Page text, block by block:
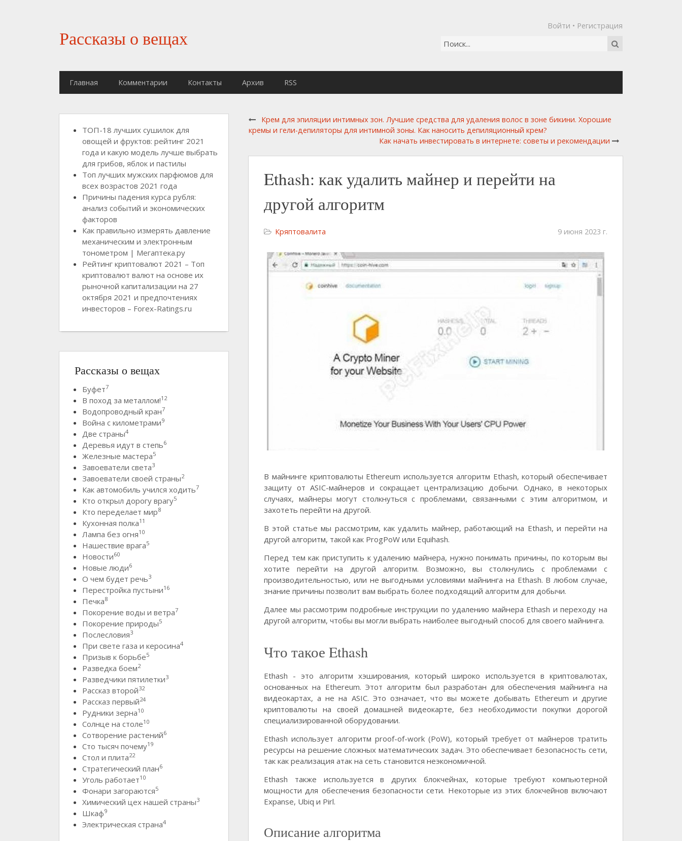
Рассказы о вещах
Войти • Регистрация
Главная Комментарии Контакты Архив RSS
Крем для эпиляции интимных зон. Лучшие средства для удаления волос в зоне бикини. Хорошие
кремы и гели-депиляторы для интимной зоны. Как наносить депиляционный крем?
Как начать инвестировать в интернете: советы и рекомендации
Ethash: как удалить майнер и перейти на
другой алгоритм
Кряптовалита 9 июня 2023 г.
В майнинге криптовалюты Ethereum используется алгоритм Ethash, который обеспечивает
защиту от ASIC-майнеров и сокращает централизацию добычи. Однако, в некоторых
случаях, майнеры могут столкнуться с проблемами, связанными с этим алгоритмом, и
захотеть перейти на другой.
В этой статье мы рассмотрим, как удалить майнер, работающий на Ethash, и перейти на
другой алгоритм, такой как ProgPoW или Equihash.
Перед тем как приступить к удалению майнера, нужно понимать причины, по которым вы
хотите перейти на другой алгоритм. Возможно, вы столкнулись с проблемами с
производительностью, или не выгодными условиями майнинга на Ethash. В любом случае,
знание причины позволит вам выбрать более подходящий алгоритм для добычи.
Далее мы рассмотрим подробные инструкции по удалению майнера Ethash и переходу на
другой алгоритм, чтобы вы могли выбрать наиболее выгодный способ для своего майнинга.
Что такое Ethash
Ethash - это алгоритм хэширования, который широко используется в криптовалютах,
основанных на Ethereum. Этот алгоритм был разработан для обеспечения майнинга на
видеокартах, а не на ASIC. Это означает, что вы можете добывать Ethereum и другие
криптовалюты на своей домашней видеокарте, без необходимости покупки дорогой
специализированной оборудовании.
Ethash использует алгоритм proof-of-work (PoW), который требует от майнеров тратить
ресурсы на решение сложных математических задач. Это обеспечивает безопасность сети,
так как реализация атак на сеть становится неэкономичной.
Ethash также используется в других блокчейнах, которые требуют компьютерной
мощности для обеспечения безопасности сети. Некоторые из этих блокчейнов включают
Expanse, Ubiq и Pirl.
Описание алгоритма
ТОП-18 лучших сушилок для
овощей и фруктов: рейтинг 2021
года и какую модель лучше выбрать
для грибов, яблок и пастилы
Топ лучших мужских парфюмов для
всех возрастов 2021 года
Причины падения курса рубля:
анализ событий и экономических
факторов
Как правильно измерять давление
механическим и электронным
тонометром | Мегаптека.ру
Рейтинг криптовалют 2021 – Топ
криптовалют валют на основе их
рыночной капитализации на 27
октября 2021 и предпочтениях
инвесторов – Forex-Ratings.ru
Рассказы о вещах
Буфет7
В поход за металлом!12
Водопроводный кран7
Война с километрами9
Две страны4
Деревья идут в степь6
Железные мастера5
Завоеватели света3
Завоеватели своей страны2
Как автомобиль учился ходить7
Кто открыл дорогу врагу5
Кто переделает мир8
Кухонная полка11
Лампа без огня10
Нашествие врага5
Новости60
Новые люди6
О чем будет речь3
Перестройка пустыни16
Печка8
Покорение воды и ветра7
Покорение природы5
Послесловия3
При свете газа и керосина4
Призыв к борьбе5
Разведка боем2
Разведчики пятилетки3
Рассказ второй32
Рассказ первый24
Рудники зерна10
Солнце на столе10
Сотворение растений6
Сто тысяч почему19
Стол и плита22
Стратегический план6
Уголь работает10
Фонари загораются5
Химический цех нашей страны3
Шкаф9
Электрическая страна4